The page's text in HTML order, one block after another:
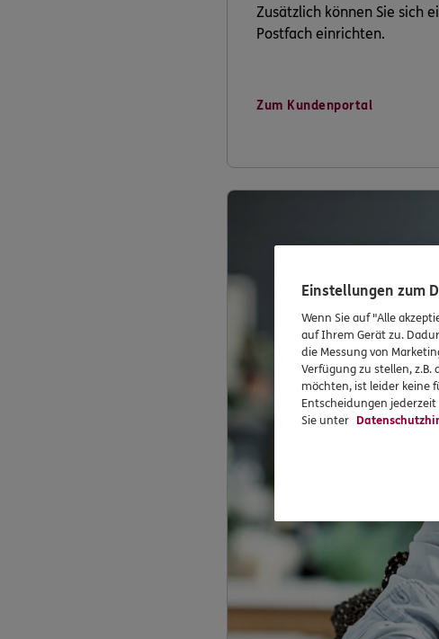
Zusätzlich können Sie sich
Postfach einrichten.
Zum Kundenportal
Einstellungen zum
Wenn Sie auf "Alle
auf Ihrem Gerät zu.
die Messung von
Verfügung zu stellen, z.B.
möchten, ist leider keine
Entscheidungen
Sie unter